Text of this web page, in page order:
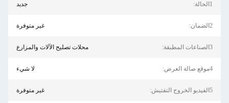
1الحالة: جديد
2الضمان: غير متوفرة
3الصناعات المطبقة: محلات تصليح الآلات والمزارع
4موقع صالة العرض: لا شيء
5الفيديو الخروج التفتيش: غير متوفرة